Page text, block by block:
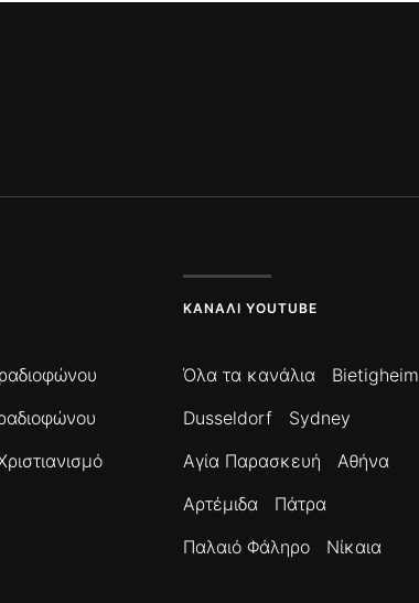
ΚΑΝΆΛΙ YOUTUBE
Όλα τα κανάλια
Bietigheim
Dusseldorf
Sydney
Αγία Παρασκευή
Αθήνα
Αρτέμιδα
Πάτρα
Παλαιό Φάληρο
Νίκαια